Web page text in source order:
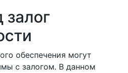
залог
обеспечения могут
с залогом. В данном